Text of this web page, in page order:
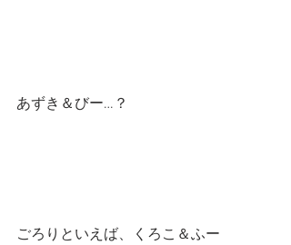
あずき＆びー…？
ごろりといえば、くろこ＆ふー